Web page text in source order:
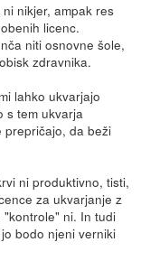
nikjer, ampak res
licenc.
niti osnovne šole,
zdravnika.
lahko ukvarjajo
s tem ukvarja
prepričajo, da beži
ni produktivno, tisti,
za ukvarjanje z
ni. In tudi
bodo njeni verniki